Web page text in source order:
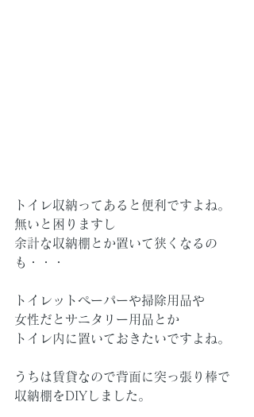
トイレ収納ってあると便利ですよね。
無いと困りますし
余計な収納棚とか置いて狭くなるの
も・・・
トイレットペーパーや掃除用品や
女性だとサニタリー用品とか
トイレ内に置いておきたいですよね。
うちは賃貸なので背面に突っ張り棒で
収納棚をDIYしました。